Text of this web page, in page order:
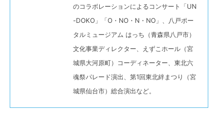
のコラボレーションによるコンサート「UN
-DOKO」「O・NO・N・NO」、八戸ポー
タルミュージアム はっち（青森県八戸市）
文化事業ディレクター、えずこホール（宮
城県大河原町）コーディネーター、東北六
魂祭パレード演出、第1回東北絆まつり（宮
城県仙台市）総合演出など。